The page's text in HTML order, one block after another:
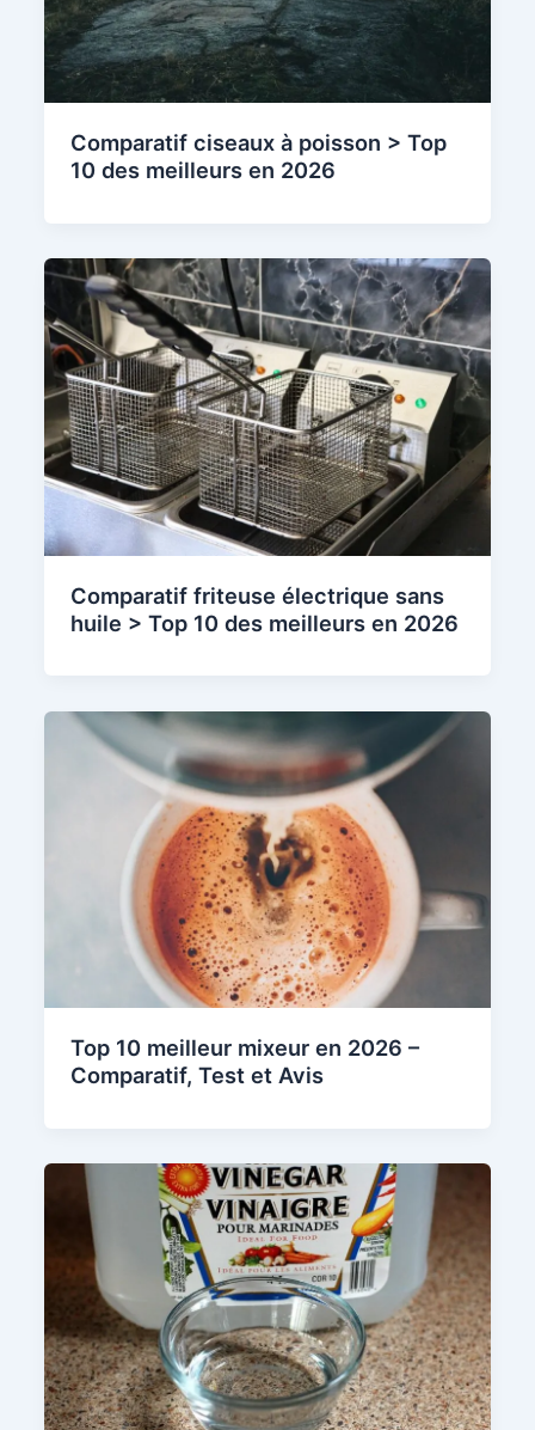
Comparatif ciseaux à poisson > Top
10 des meilleurs en 2026
Comparatif friteuse électrique sans
huile > Top 10 des meilleurs en 2026
Top 10 meilleur mixeur en 2026 –
Comparatif, Test et Avis